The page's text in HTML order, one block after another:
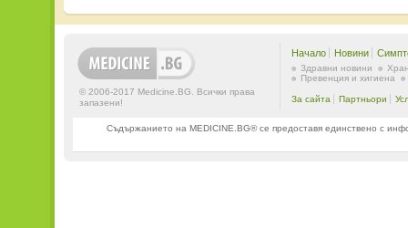
© 2006-2017 Medicine.BG. Всички права
запазени!
Начало Новини
Здравни новини
Превенция и хигиена
За сайта Партньори
Съдържанието на MEDICINE.BG® се предоставя единствено с